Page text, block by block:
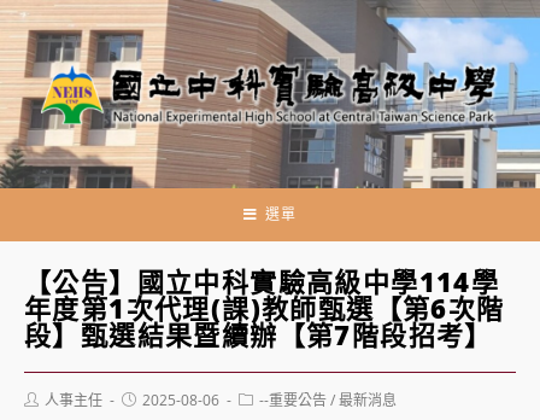
跳
轉
至
主
要
內
選單
【公告】國立中科實驗高級中學114學
年度第1次代理(課)教師甄選【第6次階
段】甄選結果暨續辦【第7階段招考】
Post人事主任
Post2025-08-06
Post--重要公告/最新消息